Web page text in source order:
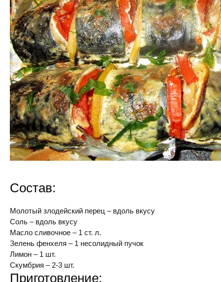
Состав:
Молотый злодейский перец – вдоль вкусу
Соль – вдоль вкусу
Масло сливочное – 1 ст. л.
Зелень фенхеля – 1 несолидный пучок
Лимон – 1 шт.
Скумбрия – 2-3 шт.
Приготовление: